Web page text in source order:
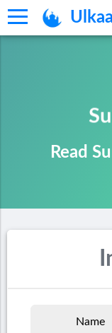
Read
Name